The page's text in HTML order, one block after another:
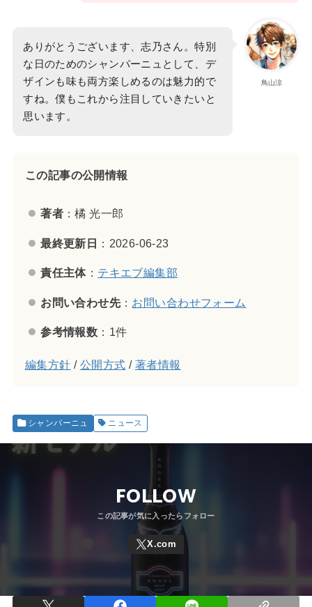
鳥山涼
ありがとうございます、志乃さん。特別
な日のためのシャンパーニュとして、デ
ザインも味も両方楽しめるのは魅力的で
すね。僕もこれから注目していきたいと
思います。
この記事の公開情報
著者：橘 光一郎
最終更新日 ：2026-06-23
責任主体： テキエブ編集部
お問い合わせ先： お問い合わせフォーム
参考情報数 ：1件
編集方針 / 公開方式 / 著者情報
シャンパーニュ ニュース
FOLLOW